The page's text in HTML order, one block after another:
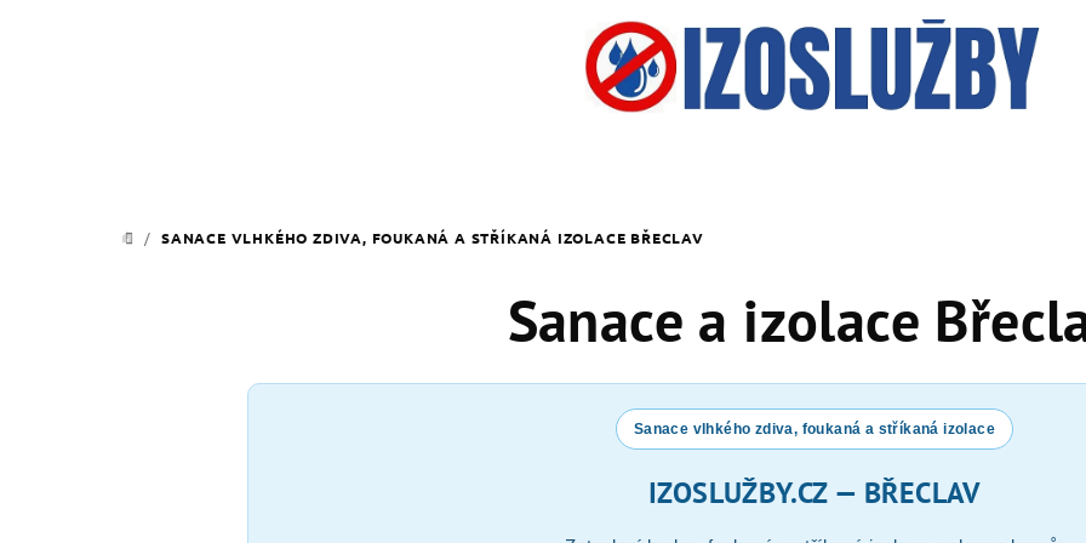
DOMŮ
/ SANACE VLHKÉHO ZDIVA, FOUKANÁ A STŘÍKANÁ IZOLACE BŘECLAV
Sanace a izolace
Sanace vlhkého zdiva, foukaná a stříkaná izolace
IZOSLUŽBY.CZ — BŘECLAV